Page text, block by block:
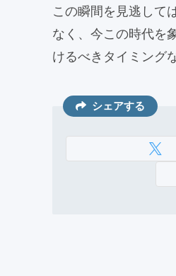
この瞬間を見逃して
なく、今この時代を
けるべきタイミング
シェアする